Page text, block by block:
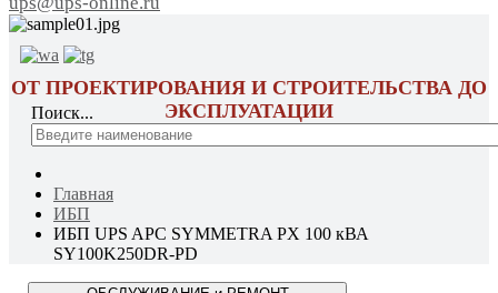
ОТ ПРОЕКТИРОВАНИЯ И СТРОИТЕЛЬСТВА ДО
ЭКСПЛУАТАЦИИ
Поиск...
Главная
ИБП
ИБП UPS APC SYMMETRA PX 100 кВА
SY100K250DR-PD